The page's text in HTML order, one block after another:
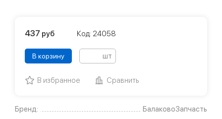
Бренд:
БалаковоЗапчасть
437 руб Код: 24058
В корзину шт
В избранное Сравнить